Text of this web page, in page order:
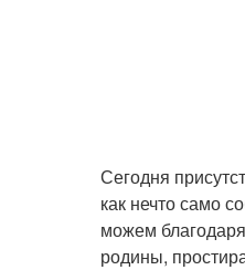
Сегодня
как нечто само
можем
родины,